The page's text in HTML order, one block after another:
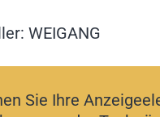
WEIGANG
Sie Ihre